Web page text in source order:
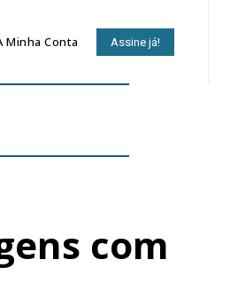
Minha Conta Assine já!
com